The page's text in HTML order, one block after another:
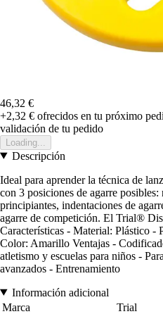
46,32 €
+2,32 € ofrecidos en tu próximo
validación de tu pedido
Loading...
Descripción
Ideal para aprender la técnica de
con 3 posiciones de agarre posibles:
principiantes, indentaciones de
agarre de competición. El Trial®
Características - Material: Plástico -
Color: Amarillo Ventajas -
atletismo y escuelas para niños -
avanzados - Entrenamiento
Información adicional
Marca
Trial